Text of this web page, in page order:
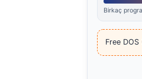
Birkaç
Free